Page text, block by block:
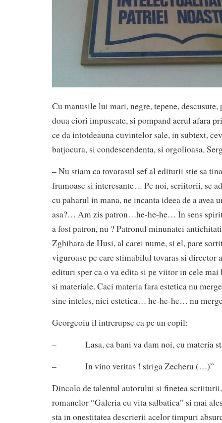
Cu manusile lui mari, negre, tepene, descusute,
doua ciori impuscate, si pompand aerul afara
ce da intotdeauna cuvintelor sale, in subtext,
batjocura, si condescendenta, si orgolioasa,
– Nu stiam ca tovarasul sef al editurii stie sa
frumoase si interesante… Pe noi, scriitorii, se
cu paharul in mana, ne incanta ideea de a
asa?… Am zis patron…he-he-he… In sens
a fost patron, nu ? Patronul minunatei
Zghihara de Husi, al carei nume, si el, pare
viguroase pe care stimabilul tovaras si director
edituri sper ca o va edita si pe viitor in cele
si materiale. Caci materia fara estetica nu
sine inteles, nici estetica… he-he-he… nu
Georgeoiu il intrerupse ca pe un copil:
– Lasa, ca bani va dam noi, cu materia
– In vino veritas ! striga Zecheru (…)”
Dincolo de talentul autorului si finetea
romanelor “Galeria cu vita salbatica” si mai
sta in onestitatea descrierii acelor timpuri